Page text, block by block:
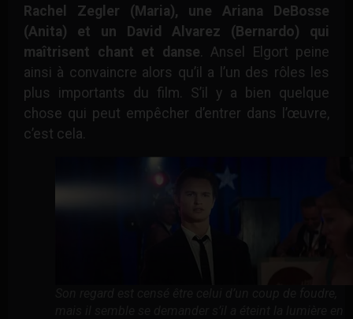
Rachel Zegler (Maria), une Ariana DeBosse
(Anita) et un David Alvarez (Bernardo) qui
maîtrisent chant et danse. Ansel Elgort peine
ainsi à convaincre alors qu’il a l’un des rôles les
plus importants du film. S’il y a bien quelque
chose qui peut empêcher d’entrer dans l’œuvre,
c’est cela.